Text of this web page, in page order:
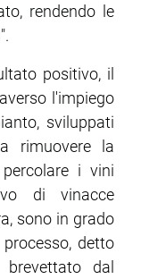
rendendo le
positivo, il
l'impiego
sviluppati
rimuovere la
i vini
di vinacce
sono in grado
detto
dal